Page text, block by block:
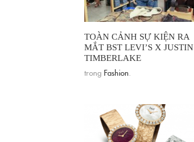
TOÀN CẢNH SỰ KIỆN RA
MẮT BST LEVI’S X JUSTIN
TIMBERLAKE
trong Fashion